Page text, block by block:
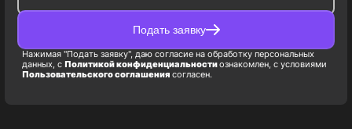
Подать заявку
Нажимая "Подать заявку", даю согласие на обработку персональных
данных, с Политикой конфиденциальностиознакомлен, с условиями
Пользовательского соглашения согласен.